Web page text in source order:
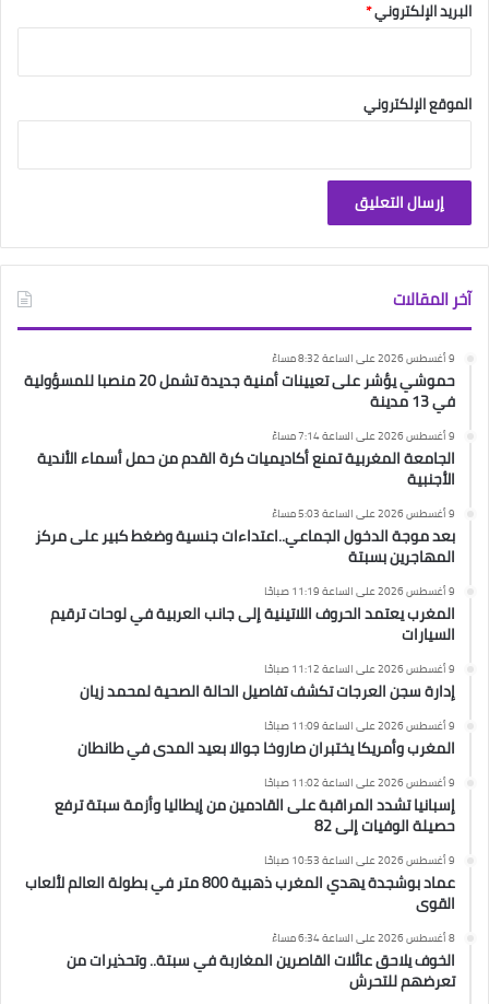
البريد الإلكتروني*
الموقع الإلكتروني
آخر المقالات
9 أغسطس 2026 على الساعة 8:32 مساءً
حموشي يؤشر على تعيينات أمنية جديدة تشمل 20 منصبا للمسؤولية
في 13 مدينة
9 أغسطس 2026 على الساعة 7:14 مساءً
الجامعة المغربية تمنع أكاديميات كرة القدم من حمل أسماء الأندية
الأجنبية
9 أغسطس 2026 على الساعة 5:03 مساءً
بعد موجة الدخول الجماعي..اعتداءات جنسية وضغط كبير على مركز
المهاجرين بسبتة
9 أغسطس 2026 على الساعة 11:19 صباحًا
المغرب يعتمد الحروف اللاتينية إلى جانب العربية في لوحات ترقيم
السيارات
9 أغسطس 2026 على الساعة 11:12 صباحًا
إدارة سجن العرجات تكشف تفاصيل الحالة الصحية لمحمد زيان
9 أغسطس 2026 على الساعة 11:09 صباحًا
المغرب وأمريكا يختبران صاروخا جوالا بعيد المدى في طانطان
9 أغسطس 2026 على الساعة 11:02 صباحًا
إسبانيا تشدد المراقبة على القادمين من إيطاليا وأزمة سبتة ترفع
حصيلة الوفيات إلى 82
9 أغسطس 2026 على الساعة 10:53 صباحًا
عماد بوشجدة يهدي المغرب ذهبية 800 متر في بطولة العالم لألعاب
القوى
8 أغسطس 2026 على الساعة 6:34 مساءً
الخوف يلاحق عائلات القاصرين المغاربة في سبتة.. وتحذيرات من
تعرضهم للتحرش